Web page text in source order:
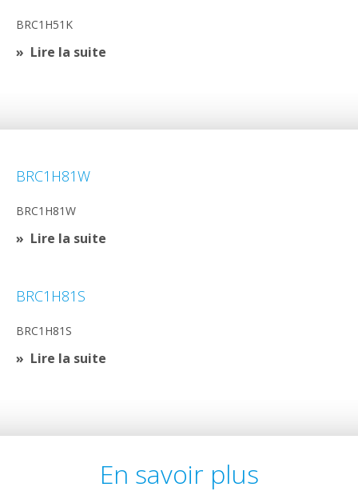
BRC1H51K
Lire la suite
BRC1H81W
BRC1H81W
Lire la suite
BRC1H81S
BRC1H81S
Lire la suite
En savoir plus